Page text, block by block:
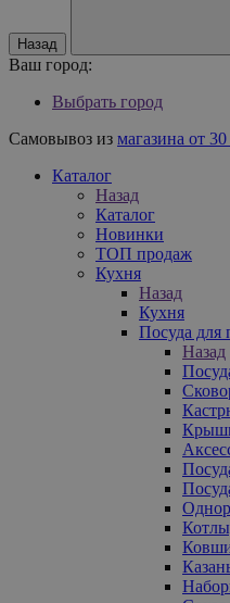
Назад
Ваш город:
Выбрать город
Самовывоз из магазина от
Каталог
Назад
Каталог
Новинки
ТОП продаж
Кухня
Назад
Кухня
Посуда для
Назад